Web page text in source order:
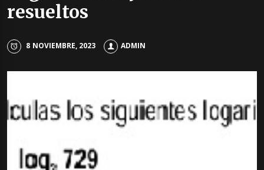
resueltos
8 NOVIEMBRE, 2023 ADMIN